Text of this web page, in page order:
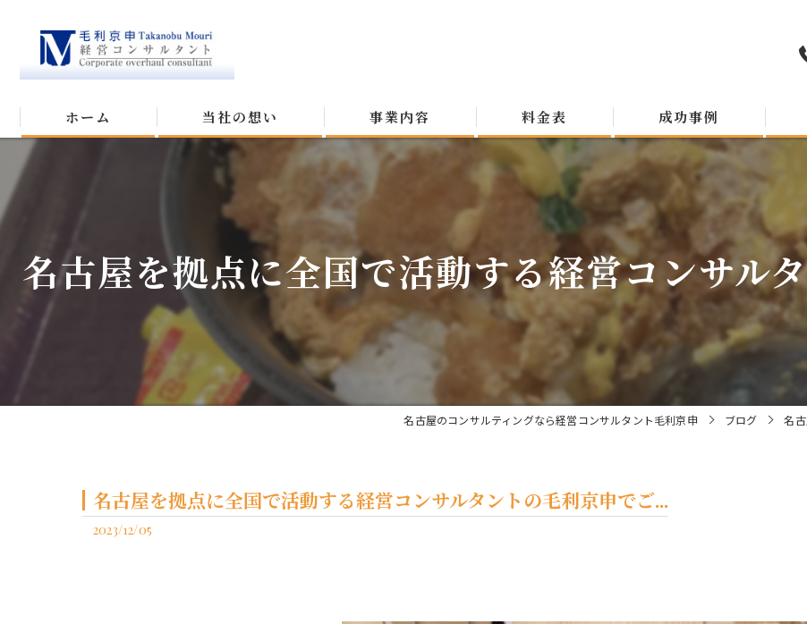
ホーム 当社の想い 事業内容 料金表 成功事例
名古屋を拠点に全国で活動する経営コンサル
名古屋のコンサルティングなら経営コンサルタント毛利京申 ブログ 名
名古屋を拠点に全国で活動する経営コンサルタントの毛利京申でご...
2023/12/05